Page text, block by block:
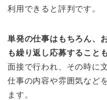
利用できると評判です。
単発の仕事はもちろん、
も繰り返し応募すること
面接で行われ、その時に
仕事の内容や雰囲気など
ます。